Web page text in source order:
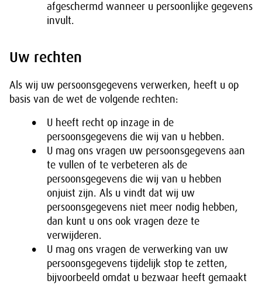
afgeschermd wanneer u persoonlijke gegevens
invult.
Uw rechten
Als wij uw persoonsgegevens verwerken, heeft u op
basis van de wet de volgende rechten:
U heeft recht op inzage in de
persoonsgegevens die wij van u hebben.
U mag ons vragen uw persoonsgegevens aan
te vullen of te verbeteren als de
persoonsgegevens die wij van u hebben
onjuist zijn. Als u vindt dat wij uw
persoonsgegevens niet meer nodig hebben,
dan kunt u ons ook vragen deze te
verwijderen.
U mag ons vragen de verwerking van uw
persoonsgegevens tijdelijk stop te zetten,
bijvoorbeeld omdat u bezwaar heeft gemaakt